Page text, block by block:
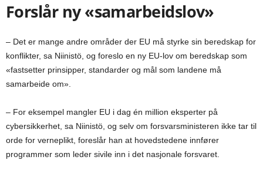
Forslår ny «samarbeidslov»
– Det er mange andre områder der EU må styrke sin beredskap for
konflikter, sa Niinistö, og foreslo en ny EU-lov om beredskap som
«fastsetter prinsipper, standarder og mål som landene må
samarbeide om».
– For eksempel mangler EU i dag én million eksperter på
cybersikkerhet, sa Niinistö, og selv om forsvarsministeren ikke tar til
orde for verneplikt, foreslår han at hovedstedene innfører
programmer som leder sivile inn i det nasjonale forsvaret.